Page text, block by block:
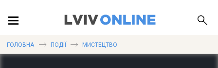
ГОЛОВНА ПОДІЇ МИСТЕЦТВО